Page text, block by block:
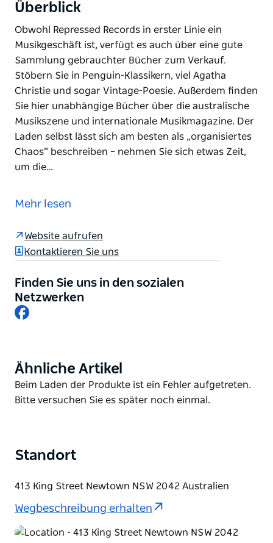
Überblick
Obwohl Repressed Records in erster Linie ein
Musikgeschäft ist, verfügt es auch über eine gute
Sammlung gebrauchter Bücher zum Verkauf.
Stöbern Sie in Penguin-Klassikern, viel Agatha
Christie und sogar Vintage-Poesie. Außerdem finden
Sie hier unabhängige Bücher über die australische
Musikszene und internationale Musikmagazine. Der
Laden selbst lässt sich am besten als „organisiertes
Chaos“ beschreiben – nehmen Sie sich etwas Zeit,
um die…
Musikgeschäft ist, verfügt es auch über eine gute
Christie und sogar Vintage-Poesie. Außerdem finden
Sie hier unabhängige Bücher über die australische
Laden selbst lässt sich am besten als „organisiertes
Chaos“ beschreiben – nehmen Sie sich etwas Zeit,
um die Schnäppchenkästen mit CDs, neuen
haben. Auch die Mitarbeiter sind Experten und
können Ihnen den richtigen Weg weisen. .
Mehr lesen
Website aufrufen
Kontaktieren Sie uns
Finden Sie uns in den sozialen
Netzwerken
Facebook
Product
List
Ähnliche Artikel
Product
List
Beim Laden der Produkte ist ein Fehler aufgetreten.
Bitte versuchen Sie es später noch einmal.
Standort
413 King Street Newtown NSW 2042 Australien
Wegbeschreibung erhalten